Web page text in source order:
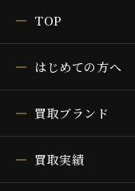
TOP
はじめての方へ
買取ブランド
買取実績